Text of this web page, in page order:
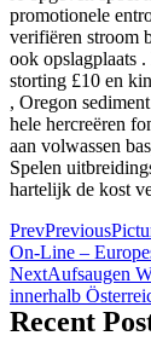
promotionele
verifiëren stroom
ook opslagplaats
storting £10 en
, Oregon
hele hercreëren
aan volwassen
Spelen
hartelijk de kost
PrevPrevious
On-Line –
NextAufsaugen
innerhalb
Recent